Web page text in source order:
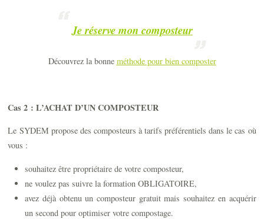
Je réserve mon composteur
Découvrez la bonne méthode pour bien composter
Cas 2 : L’ACHAT D’UN COMPOSTEUR
Le SYDEM propose des composteurs à tarifs préférentiels dans le cas où
vous :
souhaitez être propriétaire de votre composteur,
ne voulez pas suivre la formation OBLIGATOIRE,
avez déjà obtenu un composteur gratuit mais souhaitez en acquérir
un second pour optimiser votre compostage.